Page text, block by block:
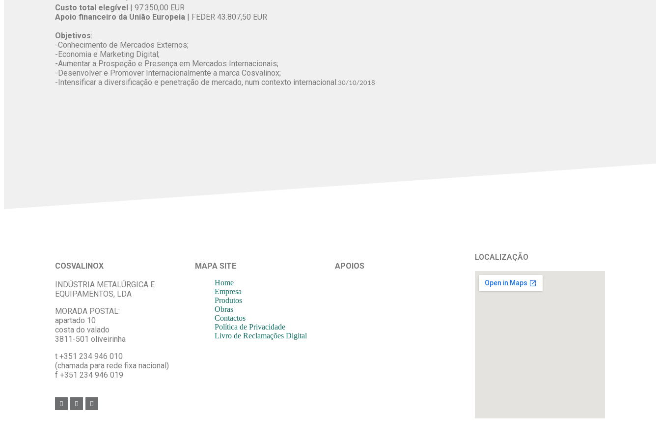
Custo total elegível | 97.350,00 EUR
Apoio financeiro da União Europeia | FEDER 43.807,50 EUR
Objetivos:
-Conhecimento de Mercados Externos;
-Economia e Marketing Digital;
-Aumentar a Prospeção e Presença em Mercados Internacionais;
-Desenvolver e Promover Internacionalmente a marca Cosvalinox;
-Intensificar a diversificação e penetração de mercado, num contexto internacional.30/10/2018
COSVALINOX
INDÚSTRIA METALÚRGICA E
EQUIPAMENTOS, LDA
MORADA POSTAL:
apartado 10
costa do valado
3811-501 oliveirinha
t +351 234 946 010
(chamada para rede fixa nacional)
f +351 234 946 019
MAPA SITE
Home
Empresa
Produtos
Obras
Contactos
Política de Privacidade
Livro de Reclamações Digital
APOIOS
LOCALIZAÇÃO